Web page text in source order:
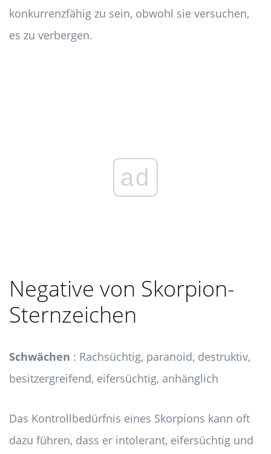
konkurrenzfähig zu sein, obwohl sie versuchen,
es zu verbergen.
ad
Negative von Skorpion-
Sternzeichen
Schwächen : Rachsüchtig, paranoid, destruktiv,
besitzergreifend, eifersüchtig, anhänglich
Das Kontrollbedürfnis eines Skorpions kann oft
dazu führen, dass er intolerant, eifersüchtig und